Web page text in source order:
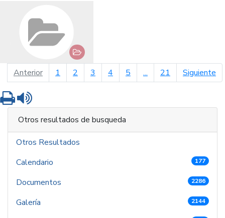
Anteriorpágina anterior
1 2 3 4 5 ... 21 Siguiente
Imprimir
Otros resultados de busqueda
Otros Resultados
Calendario
177
Documentos 2286
Galería 2144